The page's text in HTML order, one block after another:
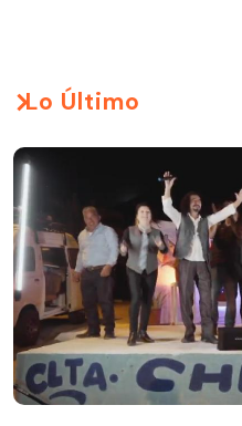
Lo Último